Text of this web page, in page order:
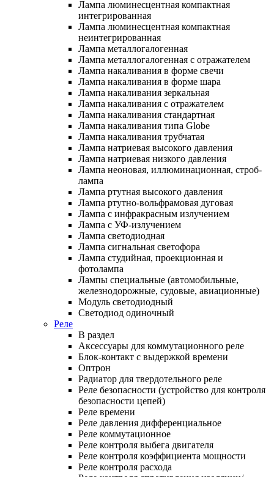
Лампа люминесцентная компактная
интегрированная
Лампа люминесцентная компактная
неинтегрированная
Лампа металлогалогенная
Лампа металлогалогенная с отражателем
Лампа накаливания в форме свечи
Лампа накаливания в форме шара
Лампа накаливания зеркальная
Лампа накаливания с отражателем
Лампа накаливания стандартная
Лампа накаливания типа Globe
Лампа накаливания трубчатая
Лампа натриевая высокого давления
Лампа натриевая низкого давления
Лампа неоновая, иллюминационная, строб-
лампа
Лампа ртутная высокого давления
Лампа ртутно-вольфрамовая дуговая
Лампа с инфракрасным излучением
Лампа с УФ-излучением
Лампа светодиодная
Лампа сигнальная светофора
Лампа студийная, проекционная и
фотолампа
Лампы специальные (автомобильные,
железнодорожные, судовые, авиационные)
Модуль светодиодный
Светодиод одиночный
Реле
В раздел
Аксессуары для коммутационного реле
Блок-контакт с выдержкой времени
Оптрон
Радиатор для твердотельного реле
Реле безопасности (устройство для контроля
безопасности цепей)
Реле времени
Реле давления дифференциальное
Реле коммутационное
Реле контроля выбега двигателя
Реле контроля коэффициента мощности
Реле контроля расхода